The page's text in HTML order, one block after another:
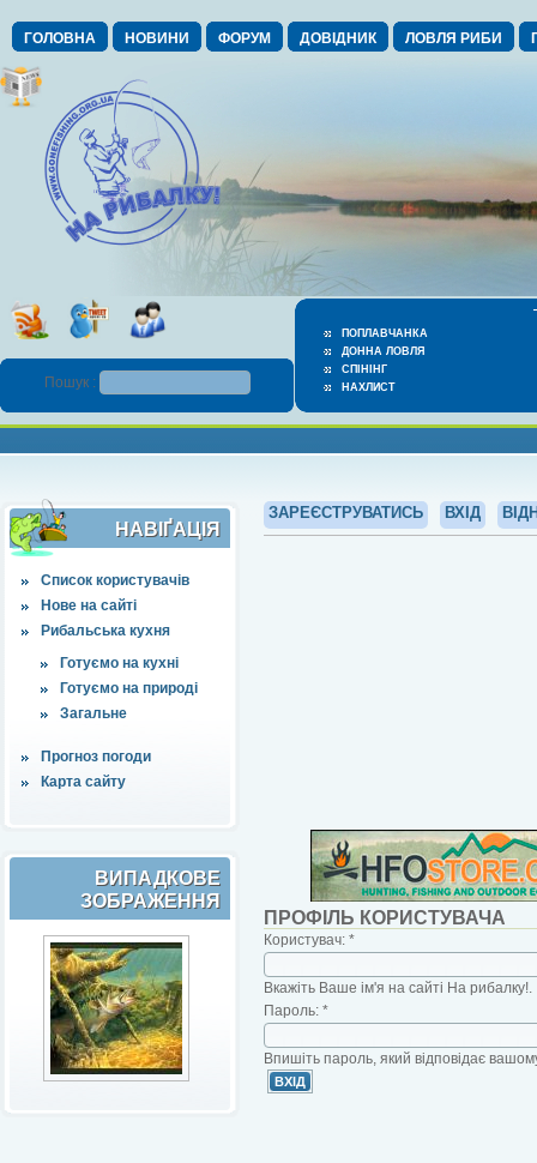
ГОЛОВНА НОВИНИ ФОРУМ ДОВІДНИК ЛОВЛЯ РИБИ
ПОПЛАВЧАНКА
ДОННА ЛОВЛЯ
СПІНІНГ
НАХЛИСТ
Пошук :
НАВІҐАЦІЯ
Список користувачів
Нове на сайті
Рибальська кухня
Готуємо на кухні
Готуємо на природі
Загальне
Прогноз погоди
Карта сайту
ВИПАДКОВЕ
ЗОБРАЖЕННЯ
ЗАРЕЄСТРУВАТИСЬ ВХІД
ПРОФІЛЬ КОРИСТУВАЧА
Користувач: *
Вкажіть Ваше ім'я на сайті На рибалку!.
Пароль: *
Впишіть пароль, який відповідає